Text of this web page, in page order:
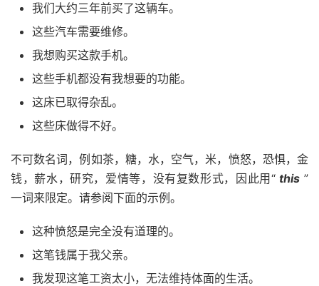
我们大约三年前买了这辆车。
这些汽车需要维修。
我想购买这款手机。
这些手机都没有我想要的功能。
这床已取得杂乱。
这些床做得不好。
不可数名词，例如茶，糖，水，空气，米，愤怒，恐惧，金
钱，薪水，研究， 爱情等，没有复数形式，因此用“this ”
一词来限定。请参阅下面的示例。
这种愤怒是完全没有道理的。
这笔钱属于我父亲。
我发现这笔工资太小，无法维持体面的生活。